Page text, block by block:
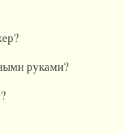
руками?